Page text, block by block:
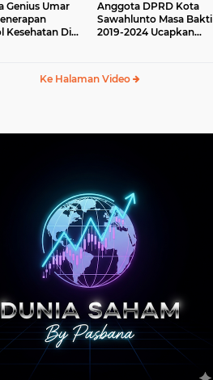
Genius Umar
Kesehatan Di
Anggota DPRD Kota
Sawahlunto Masa Bakti
2019-2024 Ucapkan
Ke Halaman Video